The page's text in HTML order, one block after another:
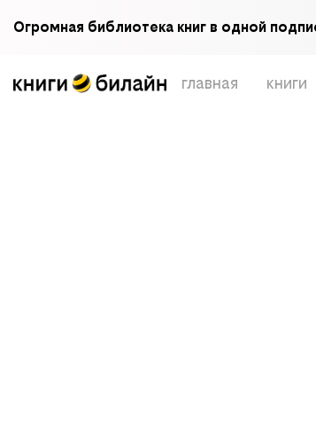
Огромная библиотека книг в одной
главная книги